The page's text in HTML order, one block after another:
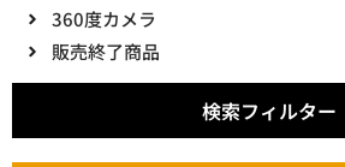
360度カメラ
販売終了商品
検索フィルター